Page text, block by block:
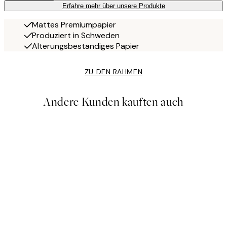
Erfahre mehr über unsere Produkte
Mattes Premiumpapier
Produziert in Schweden
Alterungsbeständiges Papier
ZU DEN RAHMEN
Andere Kunden kauften auch